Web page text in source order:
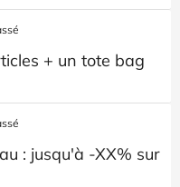
+ un tote bag
: jusqu'à -XX% sur